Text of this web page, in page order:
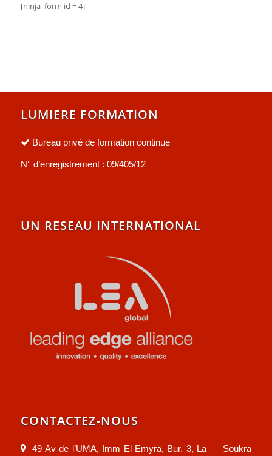
[ninja_form id = 4]
LUMIERE FORMATION
Bureau privé de formation continue
N° d’enregistrement : 09/405/12
UN RESEAU INTERNATIONAL
CONTACTEZ-NOUS
49 Av de l’UMA, Imm El Emyra, Bur. 3, La Soukra